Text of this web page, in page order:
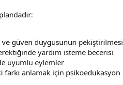
güven duygusunun pekiştirilmesi
yardım isteme becerisi
uyumlu eylemler
farkı anlamak için psikoedukasyon